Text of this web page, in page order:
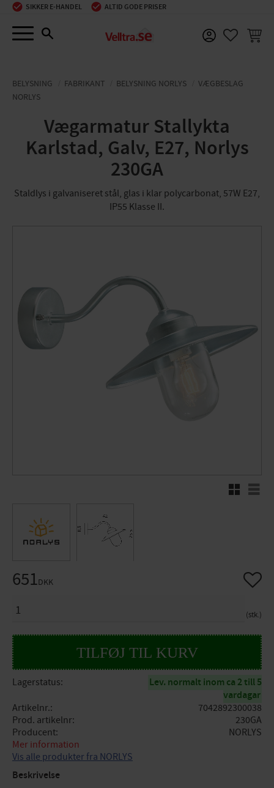
Menu
SIKKER E-HANDEL ALTID GODE PRISER
BELYSNING FABRIKANT BELYSNING NORLYS
VÆGBESLAG
NORLYS
Vægarmatur Stallykta
Karlstad, Galv, E27, Norlys
230GA
Staldlys i galvaniseret stål, glas i klar polycarbonat, 57W E27,
IP55 Klasse II.
RutenettListe
651DKK
stk.
Gem
Lagerstatus
Lev. normalt inom ca 2 till 5
vardagar
Artikelnr.
7042892300038
Prod. artikelnr
230GA
Producent
NORLYS
Mer information
Vis alle produkter fra NORLYS
Beskrivelse